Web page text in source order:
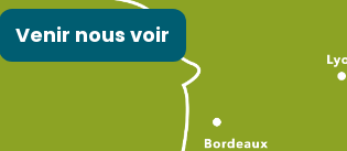
Venir nous voir